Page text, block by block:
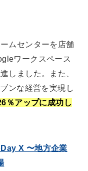
ムセンターを店舗
ワークスペース
しました。また、
ンな経営を実現し
％アップに成功し
X 〜地方企業